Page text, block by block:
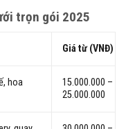
trọn gói 2025
Giá từ (VNĐ)
hoa
15.000.000 –
25.000.000